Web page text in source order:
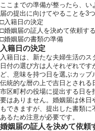
ここまでの準備が整ったら、
届の提出に向けてやることを3
□入籍日の決定
□婚姻届の証人を決めて依頼する
□婚姻届の書類の準備
入籍日の決定
入籍日は、新たな夫婦生活のス
日付の選び方は人それぞれで
ど、意味を持つ日を選ぶカッ
伝統的な暦の上で吉日とされる
市区町村の役場に提出する日
要はありません。婚姻届は休日
もできますが、提出した書類
あるため注意が必要です。
婚姻届の証人を決めて依頼